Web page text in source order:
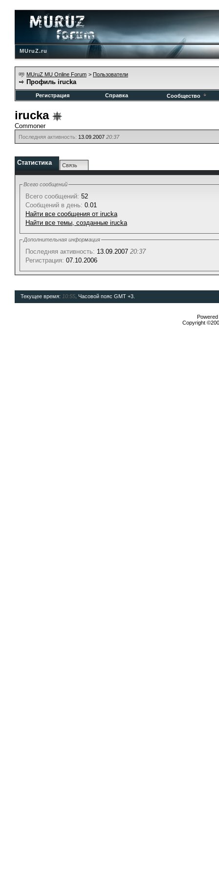
MUruZ.ru
MUruZ MU Online Forum > Пользователи
Профиль irucka
Регистрация Справка Сообщество
irucka
Commoner
Последняя активность: 13.09.2007 20:37
Статистика Связь
Всего сообщений
Всего сообщений: 52
Сообщений в день: 0.01
Найти все сообщения от irucka
Найти все темы, созданные irucka
Дополнительная информация
Последняя активность: 13.09.2007 20:37
Регистрация: 07.10.2006
Текущее время: 10:55 . Часовой пояс GMT +3.
Copyright